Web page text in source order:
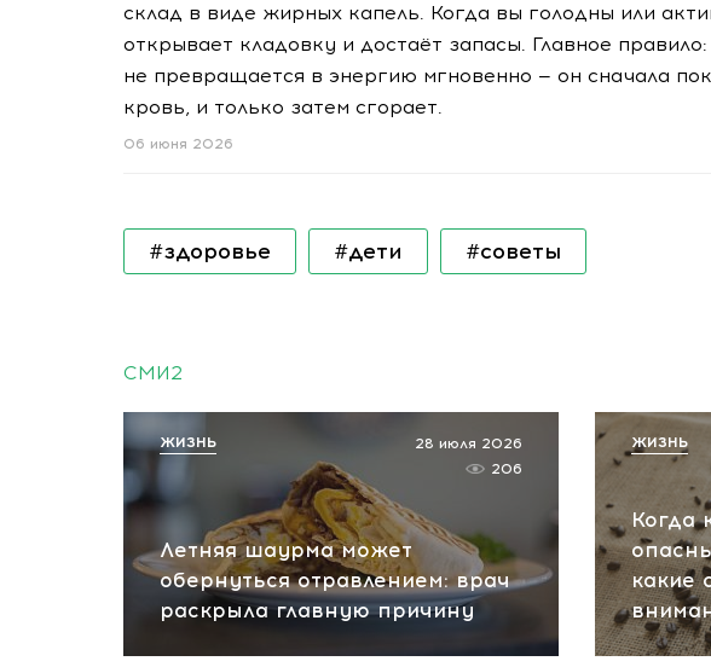
склад в виде жирных капель. Когда вы голодны или
открывает кладовку и достаёт запасы. Главное
не превращается в энергию мгновенно — он сначала
кровь, и только затем сгорает.
06 июня 2026
#здоровье #дети #советы
СМИ2
Летняя шаурма может
обернуться отравлением: врач
раскрыла главную причину
28 июля 2026
206
ЖИЗНЬ
Когда
какие
ЖИЗНЬ